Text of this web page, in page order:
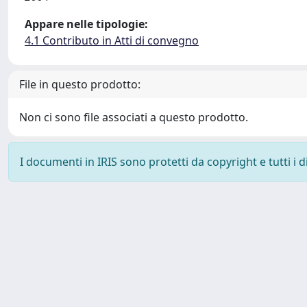
Appare nelle tipologie:
4.1 Contributo in Atti di convegno
File in questo prodotto:
Non ci sono file associati a questo prodotto.
I documenti in IRIS sono protetti da copyright e tutti i